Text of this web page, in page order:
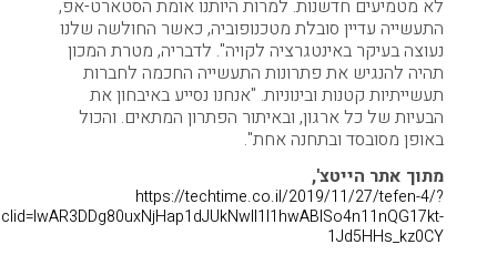
לא מטמיעים חדשנות. למרות היותנו אומת הסטארט-אפ,
התעשייה עדיין סובלת מטכנופוביה, כאשר החולשה שלנו
נעוצה בעיקר באינטגרציה לקויה". לדבריה, מטרת המכון
תהיה להנגיש את פתרונות התעשייה החכמה לחברות
תעשייתיות קטנות ובינוניות. "אנחנו נסייע באיבחון את
הבעיות של כל ארגון, ובאיתור הפתרון המתאים. והכול
באופן מסובסד ובתחנה אחת".
מתוך אתר הייטצ',
https://techtime.co.il/2019/11/27/tefen-4/?
1Jd5HHs_kz0CY